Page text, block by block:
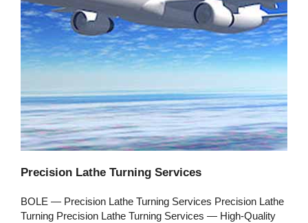
Precision Lathe Turning Services
BOLE — Precision Lathe Turning Services Precision Lathe
Turning Precision Lathe Turning Services — High‑Quality